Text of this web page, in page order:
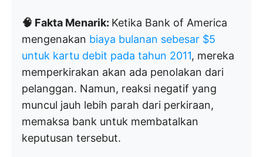
🧠 Fakta Menarik: Ketika Bank of America
mengenakan biaya bulanan sebesar $5
untuk kartu debit pada tahun 2011, mereka
memperkirakan akan ada penolakan dari
pelanggan. Namun, reaksi negatif yang
muncul jauh lebih parah dari perkiraan,
memaksa bank untuk membatalkan
keputusan tersebut.